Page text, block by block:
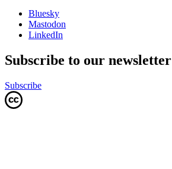
Bluesky
Mastodon
LinkedIn
Subscribe to our newsletter
Subscribe